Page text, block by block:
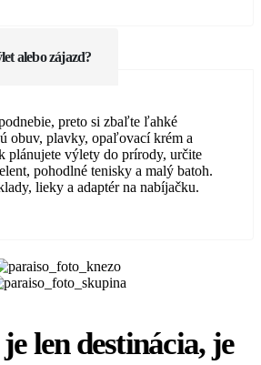
alebo zájazd?
preto si zbaľte ľahké
obuv, plavky, opaľovací krém a
plánujete výlety do prírody, určite
pohodlné tenisky a malý batoh.
lieky a adaptér na nabíjačku.
len destinácia, je